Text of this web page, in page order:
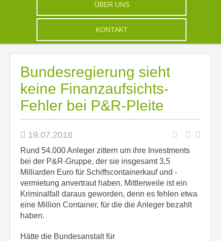
ÜBER UNS
KONTAKT
Bundesregierung sieht
keine Finanzaufsichts-
Fehler bei P&R-Pleite
19.07.2018
Rund 54.000 Anleger zittern um ihre Investments
bei der P&R-Gruppe, der sie insgesamt 3,5
Milliarden Euro für Schiffscontainerkauf und -
vermietung anvertraut haben. Mittlerweile ist ein
Kriminalfall daraus geworden, denn es fehlen etwa
eine Million Container, für die die Anleger bezahlt
haben.
Hätte die Bundesanstalt für